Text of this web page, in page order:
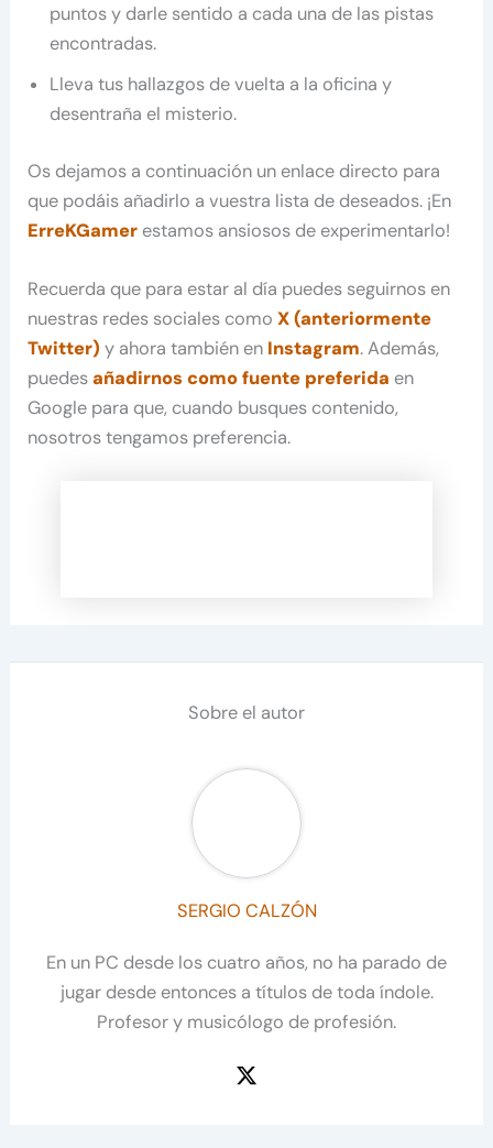
puntos y darle sentido a cada una de las pistas
encontradas.
Lleva tus hallazgos de vuelta a la oficina y
desentraña el misterio.
Os dejamos a continuación un enlace directo para
que podáis añadirlo a vuestra lista de deseados. ¡En
ErreKGamer estamos ansiosos de experimentarlo!
Recuerda que para estar al día puedes seguirnos en
nuestras redes sociales comoX (anteriormente
Twitter) y ahora también en Instagram. Además,
puedesañadirnos como fuente preferida en
Google para que, cuando busques contenido,
nosotros tengamos preferencia.
Sobre el autor
SERGIO CALZÓN
En un PC desde los cuatro años, no ha parado de
jugar desde entonces a títulos de toda índole.
Profesor y musicólogo de profesión.